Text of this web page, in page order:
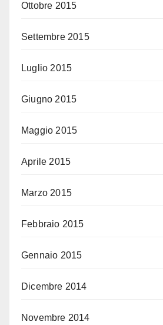
Ottobre 2015
Settembre 2015
Luglio 2015
Giugno 2015
Maggio 2015
Aprile 2015
Marzo 2015
Febbraio 2015
Gennaio 2015
Dicembre 2014
Novembre 2014